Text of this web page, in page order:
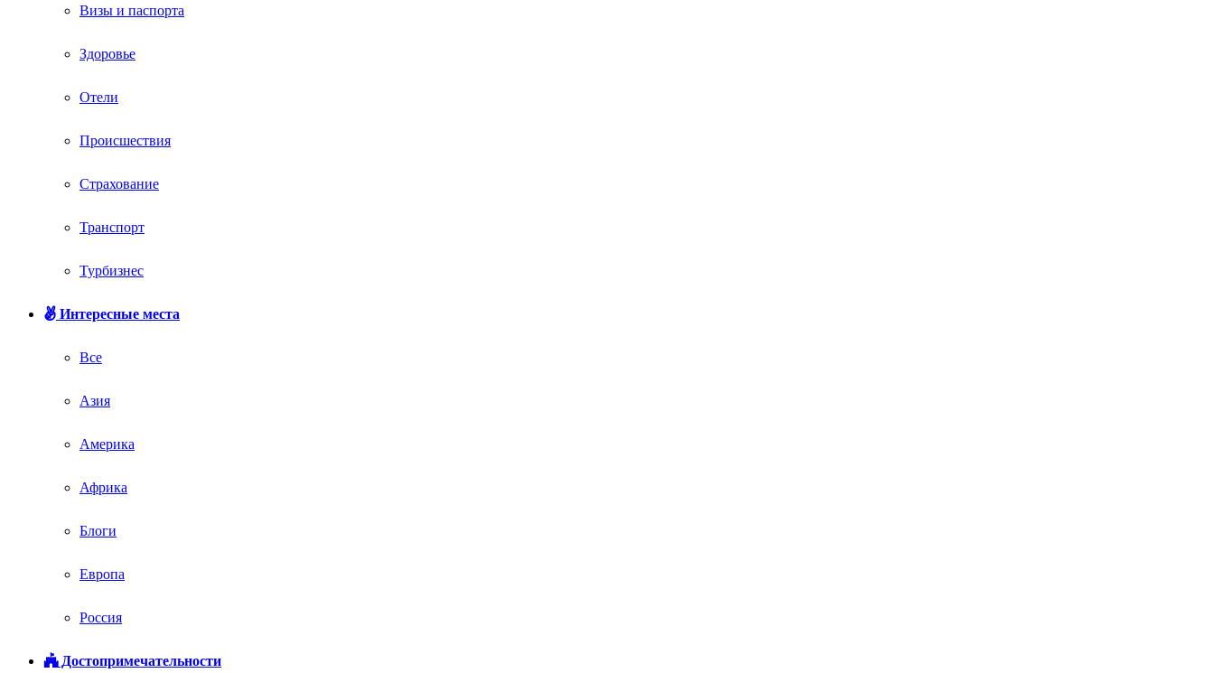
Визы и паспорта
Здоровье
Отели
Происшествия
Страхование
Транспорт
Турбизнес
Интересные места
Все
Азия
Америка
Африка
Блоги
Европа
Россия
Достопримечательности